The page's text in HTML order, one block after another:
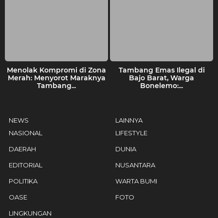
Menolak Kompromi di Zona
Merah: Menyorot Maraknya
Tambang...
Tambang Emas Ilegal di
Bajo Barat, Warga
Bonelemo:...
NEWS
NASIONAL
DAERAH
EDITORIAL
POLITIKA
OASE
LINGKUNGAN
LAINNYA
LIFESTYLE
DUNIA
NUSANTARA
WARTA BUMI
FOTO